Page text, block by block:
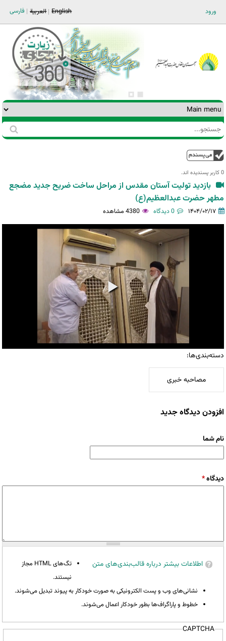
ورود فارسی العربية English
فرم
جستجو
جستجو
0 کاربر پسندیده اند.‎
بازدید تولیت آستان مقدس از مراحل ساخت ضریح جدید مضجع
مطهر حضرت عبدالعظیم(ع)
۱۴۰۴/۰۲/۱۷ 0 دیدگاه 4380 مشاهده
دسته‌بندی‌ها:
مصاحبه خبری
افزودن دیدگاه جدید
نام شما
دیدگاه*
اطلاعات بیشتر درباره قالب‌بندی‌های متن
تگ‌های HTML مجاز
نیستند.
نشانی‌های وب و پست الکترونیکی به صورت خودکار به پیوند تبدیل می‌شوند.
خطوط و پاراگراف‌ها بطور خودکار اعمال می‌شوند.
CAPTCHA